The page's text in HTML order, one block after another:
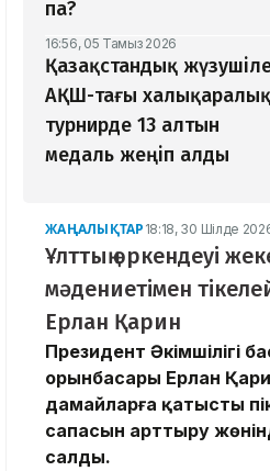
па?
16:56, 05 Тамыз 2026
Қазақстандық
АҚШ-тағы халықаралық
турнирде 13 алтын
медаль жеңіп алды
ЖАҢАЛЫҚТАР 18:18, 30 Шілде
Ұлттың өркендеуі
мәдениетімен
Ерлан Қарин
Президент Әкімшілігі
орынбасары Ерлан
дамайларға қатысты
сапасын арттыру
салды.